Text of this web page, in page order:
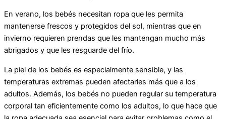
En verano, los bebés necesitan ropa que les permita
mantenerse frescos y protegidos del sol, mientras que en
invierno requieren prendas que les mantengan mucho más
abrigados y que les resguarde del frío.
La piel de los bebés es especialmente sensible, y las
temperaturas extremas pueden afectarles más que a los
adultos. Además, los bebés no pueden regular su temperatura
corporal tan eficientemente como los adultos, lo que hace que